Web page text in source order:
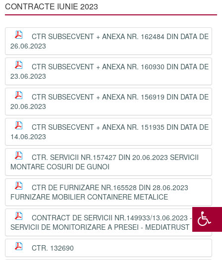
CONTRACTE IUNIE 2023
CTR SUBSECVENT + ANEXA NR. 162484 DIN DATA DE
26.06.2023
CTR SUBSECVENT + ANEXA NR. 160930 DIN DATA DE
23.06.2023
CTR SUBSECVENT + ANEXA NR. 156919 DIN DATA DE
20.06.2023
CTR SUBSECVENT + ANEXA NR. 151935 DIN DATA DE
14.06.2023
CTR. SERVICII NR.157427 DIN 20.06.2023 SERVICII
MONTARE COSURI DE GUNOI
CTR DE FURNIZARE NR.165528 DIN 28.06.2023
FURNIZARE MOBILIER CONTAINERE METALICE
CONTRACT DE SERVICII NR.149933/13.06.2023 -
SERVICII DE MONITORIZARE A PRESEI - MEDIATRUST
CTR. 132690